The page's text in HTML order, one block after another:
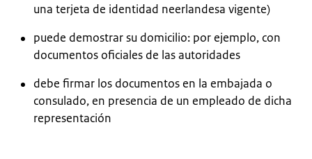
una terjeta de identidad neerlandesa vigente)
puede demostrar su domicilio: por ejemplo, con
documentos oficiales de las autoridades
debe firmar los documentos en la embajada o
consulado, en presencia de un empleado de dicha
representación